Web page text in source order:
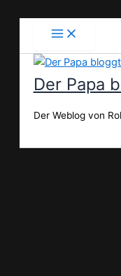
Der Papa
Der Weblog von